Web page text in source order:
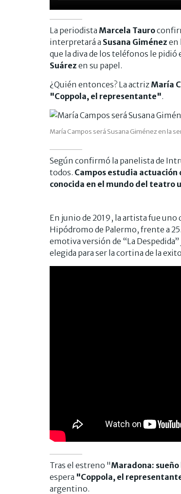
La periodista Marcela Tauro
interpretará a Susana Giménezen
que la diva de los teléfonos le
Suárezen su papel.
¿Quién entonces? La actriz María
"Coppola, el representante".
María Campos será Susana Giménez en la
Según confirmó la panelista de
todos. Campos estudia actuación
conocida en el mundo del teatro
En junio de 2019, la artista fue uno
Hipódromo de Palermo, frente a
emotiva versión de “La
elegida para ser la cortina de la
Tras el estreno "Maradona:
espera "Coppola, el
argentino.